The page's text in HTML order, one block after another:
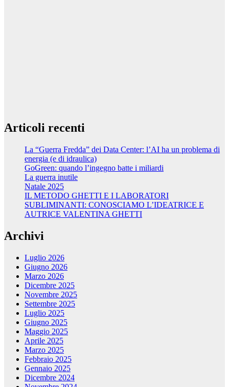
Articoli recenti
La “Guerra Fredda” dei Data Center: l’AI ha un problema di
energia (e di idraulica)
GoGreen: quando l’ingegno batte i miliardi
La guerra inutile
Natale 2025
IL METODO GHETTI E I LABORATORI
SUBLIMINANTI: CONOSCIAMO L’IDEATRICE E
AUTRICE VALENTINA GHETTI
Archivi
Luglio 2026
Giugno 2026
Marzo 2026
Dicembre 2025
Novembre 2025
Settembre 2025
Luglio 2025
Giugno 2025
Maggio 2025
Aprile 2025
Marzo 2025
Febbraio 2025
Gennaio 2025
Dicembre 2024